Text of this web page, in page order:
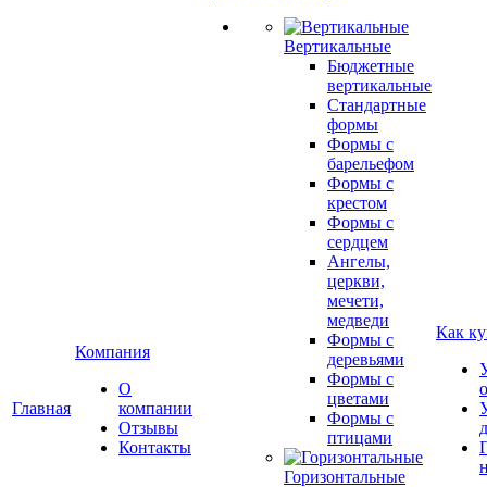
Главная
Компания
О
компании
Отзывы
Контакты
Вертикальные
Бюджетные
вертикальные
Стандартные
формы
Формы с
барельефом
Формы с
крестом
Формы с
сердцем
Ангелы,
церкви,
мечети,
медведи
Формы с
деревьями
Формы с
цветами
Формы с
птицами
Горизонтальные
Как